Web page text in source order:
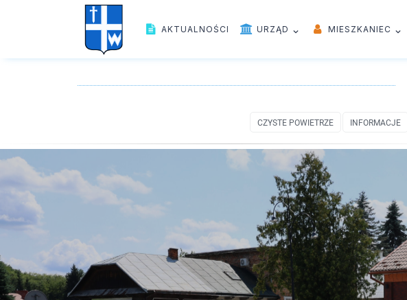
AKTUALNOŚCI URZĄD MIESZKANIEC
CZYSTE POWIETRZE INFORMACJE